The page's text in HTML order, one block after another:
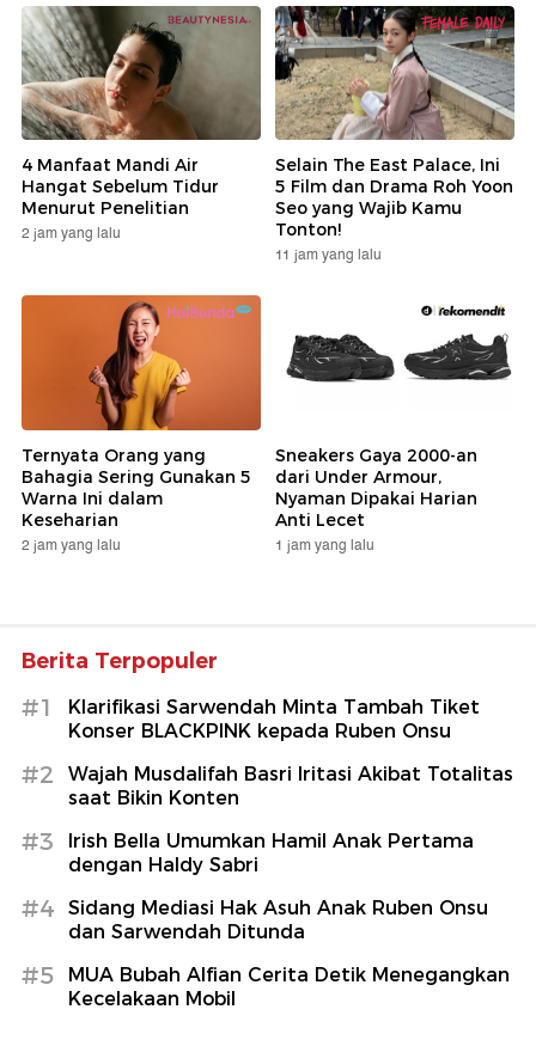
4 Manfaat Mandi Air
Hangat Sebelum Tidur
Menurut Penelitian
2 jam yang lalu
Selain The East Palace, Ini
5 Film dan Drama Roh Yoon
Seo yang Wajib Kamu
Tonton!
11 jam yang lalu
Ternyata Orang yang
Bahagia Sering Gunakan 5
Warna Ini dalam
Keseharian
2 jam yang lalu
Sneakers Gaya 2000-an
dari Under Armour,
Nyaman Dipakai Harian
Anti Lecet
1 jam yang lalu
Berita Terpopuler
#1
Klarifikasi Sarwendah Minta Tambah Tiket
Konser BLACKPINK kepada Ruben Onsu
#2
Wajah Musdalifah Basri Iritasi Akibat Totalitas
saat Bikin Konten
#3
Irish Bella Umumkan Hamil Anak Pertama
dengan Haldy Sabri
#4
Sidang Mediasi Hak Asuh Anak Ruben Onsu
dan Sarwendah Ditunda
#5
MUA Bubah Alfian Cerita Detik Menegangkan
Kecelakaan Mobil